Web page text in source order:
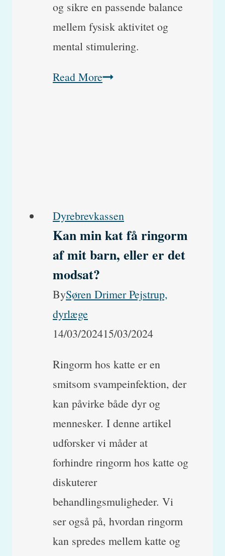
og sikre en passende balance
mellem fysisk aktivitet og
mental stimulering.
Read MoreHvorfor
tur?
Dyrebrevkassen
Kan min kat få ringorm
af mit barn, eller er det
modsat?
BySøren Drimer Pejstrup,
dyrlæge
14/03/202415/03/2024
Ringorm hos katte er en
smitsom svampeinfektion, der
kan påvirke både dyr og
mennesker. I denne artikel
udforsker vi måder at
forhindre ringorm hos katte og
diskuterer
behandlingsmuligheder. Vi
ser også på, hvordan ringorm
kan spredes mellem katte og